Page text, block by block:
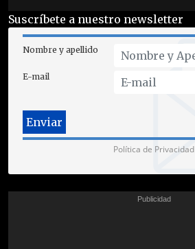
Suscríbete a nuestro newsletter
Nombre y apellido
E-mail
Política de Privacidad